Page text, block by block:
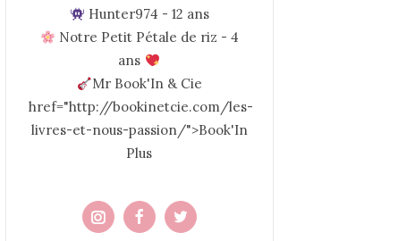
Hunter974 - 12 ans
Notre Petit Pétale de riz - 4
ans
Mr Book'In & Cie
href="http://bookinetcie.com/les-
livres-et-nous-passion/">Book'In
Plus